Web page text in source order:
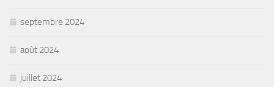
septembre 2024
août 2024
juillet 2024